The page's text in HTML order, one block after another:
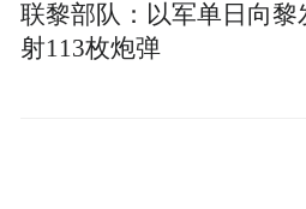
联黎部队：以军单日向黎
射113枚炮弹